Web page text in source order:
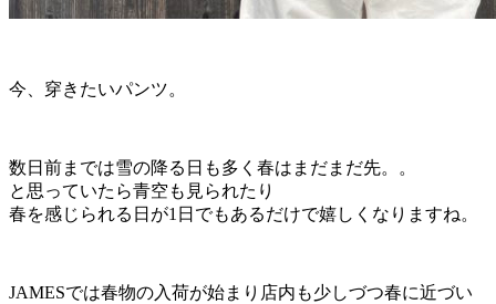
今、穿きたいパンツ。
数日前までは雪の降る日も多く春はまだまだ先。。
と思っていたら青空も見られたり
春を感じられる日が1日でもあるだけで嬉しくなりますね。
JAMESでは春物の入荷が始まり店内も少しづつ春に近づい